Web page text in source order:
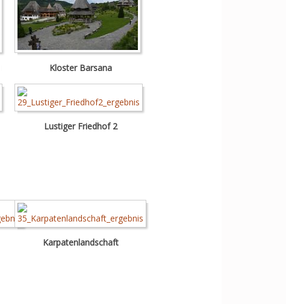
Kloster Barsana
Lustiger Friedhof 2
Karpatenlandschaft